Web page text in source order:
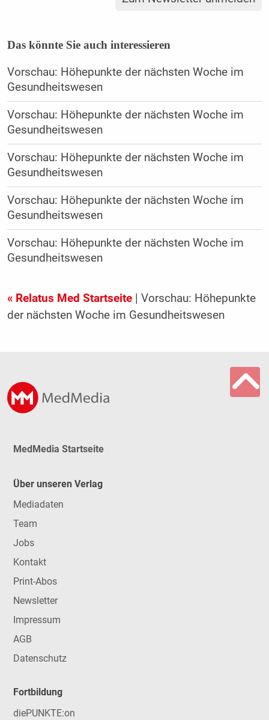
Das könnte Sie auch interessieren
Vorschau: Höhepunkte der nächsten Woche im
Gesundheitswesen
Vorschau: Höhepunkte der nächsten Woche im
Gesundheitswesen
Vorschau: Höhepunkte der nächsten Woche im
Gesundheitswesen
Vorschau: Höhepunkte der nächsten Woche im
Gesundheitswesen
Vorschau: Höhepunkte der nächsten Woche im
Gesundheitswesen
« Relatus Med Startseite| Vorschau: Höhepunkte
der nächsten Woche im Gesundheitswesen
MedMedia Startseite
Über unseren Verlag
Mediadaten
Team
Jobs
Kontakt
Print-Abos
Newsletter
Impressum
AGB
Datenschutz
Fortbildung
diePUNKTE:on